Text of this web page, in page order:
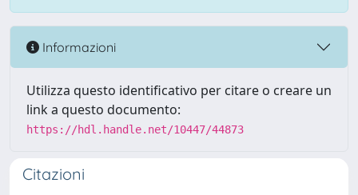
Informazioni
Utilizza questo identificativo per citare o creare un
link a questo documento:
https://hdl.handle.net/10447/44873
Citazioni